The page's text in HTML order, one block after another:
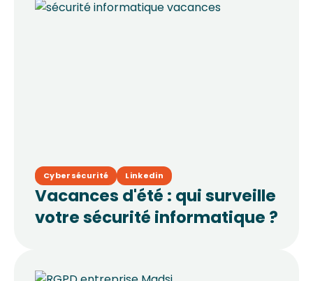
Cybersécurité Linkedin
Vacances d'été : qui surveille
votre sécurité informatique ?